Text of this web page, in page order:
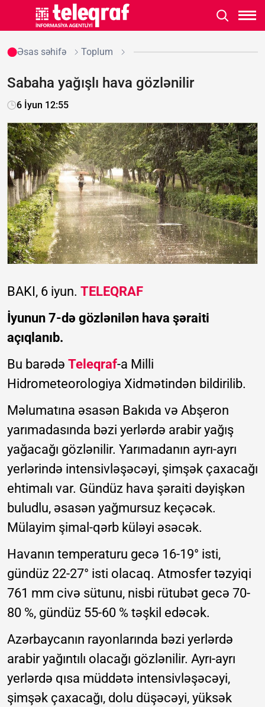
Əsas səhifə Toplum
Sabaha yağışlı hava gözlənilir
6 İyun 12:55
BAKI, 6 iyun. TELEQRAF
İyunun 7-də gözlənilən hava şəraiti
açıqlanıb.
Bu barədə Teleqraf-a Milli
Hidrometeorologiya Xidmətindən bildirilib.
Məlumatına əsasən Bakıda və Abşeron
yarımadasında bəzi yerlərdə arabir yağış
yağacağı gözlənilir. Yarımadanın ayrı-ayrı
yerlərində intensivləşəcəyi, şimşək çaxacağı
ehtimalı var. Gündüz hava şəraiti dəyişkən
buludlu, əsasən yağmursuz keçəcək.
Mülayim şimal-qərb küləyi əsəcək.
Havanın temperaturu gecə 16-19° isti,
gündüz 22-27° isti olacaq. Atmosfer təzyiqi
761 mm civə sütunu, nisbi rütubət gecə 70-
80 %, gündüz 55-60 % təşkil edəcək.
Azərbaycanın rayonlarında bəzi yerlərdə
arabir yağıntılı olacağı gözlənilir. Ayrı-ayrı
yerlərdə qısa müddətə intensivləşəcəyi,
şimşək çaxacağı, dolu düşəcəyi, yüksək